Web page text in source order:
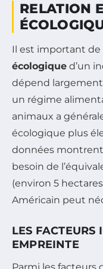
RELATION
Il est important de
écologique d’un
dépend
un régime
animaux a
écologique plus
données montrent
besoin de
(environ 5
Américain peut
LES FACTEURS
EMPREINTE